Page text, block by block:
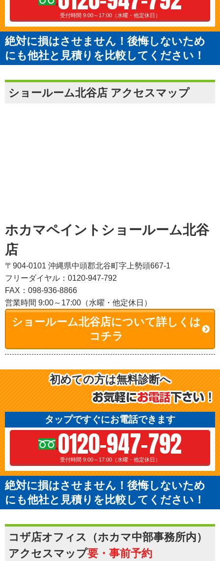
受付時間 9:00～17:00（水曜・他定休日）
絶対に損はさせません！後悔しないため
にも他社と見積りを比較してください！
ショールーム北谷店 アクセスマップ
ホカマペイントショールーム北谷
店
〒904-0101 沖縄県中頭郡北谷町字上勢頭667-1
フリーダイヤル：0120-947-792
FAX：098-936-8866
営業時間 9:00～17:00（水曜・他定休日）
ショールーム北谷店について詳しくは
コチラ
初めての方は無料診断へ
タップですぐにお電話できます
0120-947-792
受付時間 9:00～17:00（水曜・他定休日）
絶対に損はさせません！後悔しないため
にも他社と見積りを比較してください！
コザ店オフィス（ホカマ中部事務所内）
アクセスマップ要・事前予約